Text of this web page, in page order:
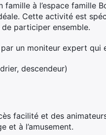
famille à l’espace famille
Cette activité est
participer ensemble.
un moniteur expert qui
descendeur)
facilité et des
et à l’amusement.